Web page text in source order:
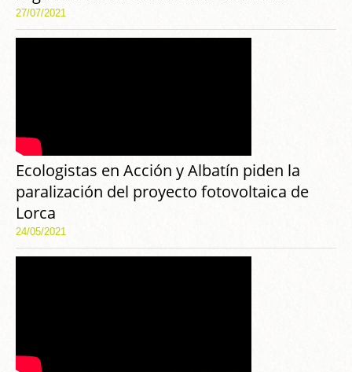
27/07/2021
Ecologistas en Acción y Albatín piden la
paralización del proyecto fotovoltaica de
Lorca
24/05/2021